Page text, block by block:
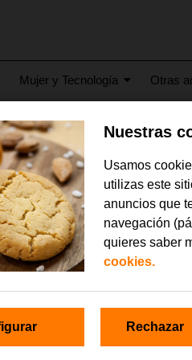
Mujer y Tecnología Otras
Nuestras
Usamos
utilizas este
anuncios que
navegación
quieres saber
cookies.
Rechazar